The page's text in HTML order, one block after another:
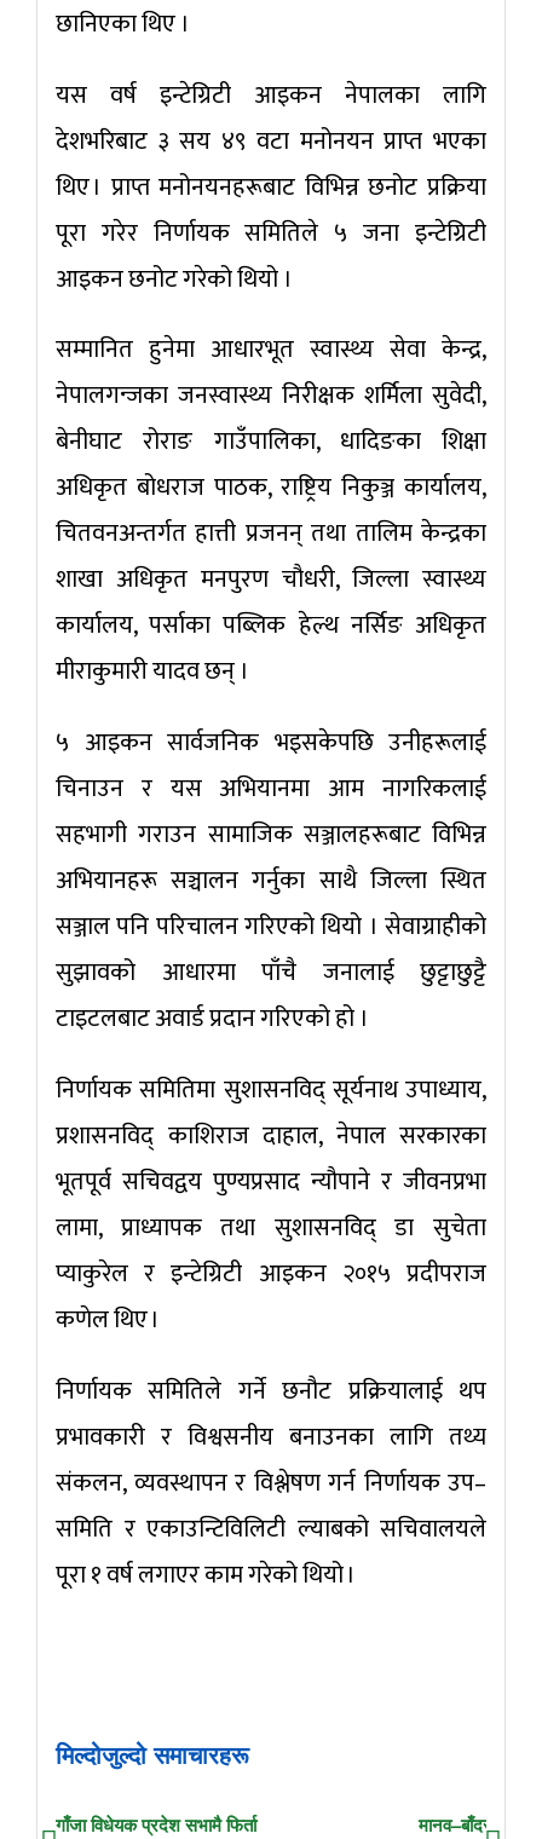
छानिएका थिए ।
यस वर्ष इन्टेग्रिटी आइकन नेपालका लागि
देशभरिबाट ३ सय ४९ वटा मनोनयन प्राप्त भएका
थिए । प्राप्त मनोनयनहरूबाट विभिन्न छनोट प्रक्रिया
पूरा गरेर निर्णायक समितिले ५ जना इन्टेग्रिटी
आइकन छनोट गरेको थियो ।
सम्मानित हुनेमा आधारभूत स्वास्थ्य सेवा केन्द्र,
नेपालगन्जका जनस्वास्थ्य निरीक्षक शर्मिला सुवेदी,
बेनीघाट रोराङ गाउँपालिका, धादिङका शिक्षा
अधिकृत बोधराज पाठक, राष्ट्रिय निकुञ्ज कार्यालय,
चितवनअन्तर्गत हात्ती प्रजनन् तथा तालिम केन्द्रका
शाखा अधिकृत मनपुरण चौधरी, जिल्ला स्वास्थ्य
कार्यालय, पर्साका पब्लिक हेल्थ नर्सिङ अधिकृत
मीराकुमारी यादव छन् ।
५ आइकन सार्वजनिक भइसकेपछि उनीहरूलाई
चिनाउन र यस अभियानमा आम नागरिकलाई
सहभागी गराउन सामाजिक सञ्जालहरूबाट विभिन्न
अभियानहरू सञ्चालन गर्नुका साथै जिल्ला स्थित
सञ्जाल पनि परिचालन गरिएको थियो । सेवाग्राहीको
सुझावको आधारमा पाँचै जनालाई छुट्टाछुट्टै
टाइटलबाट अवार्ड प्रदान गरिएको हो ।
निर्णायक समितिमा सुशासनविद् सूर्यनाथ उपाध्याय,
प्रशासनविद् काशिराज दाहाल, नेपाल सरकारका
भूतपूर्व सचिवद्वय पुण्यप्रसाद न्यौपाने र जीवनप्रभा
लामा, प्राध्यापक तथा सुशासनविद् डा सुचेता
प्याकुरेल र इन्टेग्रिटी आइकन २०१५ प्रदीपराज
कणेल थिए ।
निर्णायक समितिले गर्ने छनौट प्रक्रियालाई थप
प्रभावकारी र विश्वसनीय बनाउनका लागि तथ्य
संकलन, व्यवस्थापन र विश्लेषण गर्न निर्णायक उप–
समिति र एकाउन्टिविलिटी ल्याबको सचिवालयले
पूरा १ वर्ष लगाएर काम गरेको थियो ।
मिल्दोजुल्दो समाचारहरू
गाँजा विधेयक प्रदेश सभामै फिर्ता मानव–बाँदर द्वन्द्व